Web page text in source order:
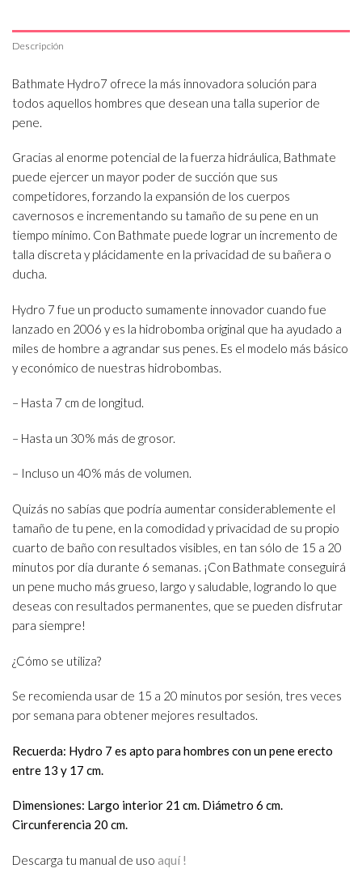
Descripción
Bathmate Hydro7 ofrece la más innovadora solución para
todos aquellos hombres que desean una talla superior de
pene.
Gracias al enorme potencial de la fuerza hidráulica, Bathmate
puede ejercer un mayor poder de succión que sus
competidores, forzando la expansión de los cuerpos
cavernosos e incrementando su tamaño de su pene en un
tiempo mínimo. Con Bathmate puede lograr un incremento de
talla discreta y plácidamente en la privacidad de su bañera o
ducha.
Hydro 7 fue un producto sumamente innovador cuando fue
lanzado en 2006 y es la hidrobomba original que ha ayudado a
miles de hombre a agrandar sus penes. Es el modelo más básico
y económico de nuestras hidrobombas.
– Hasta 7 cm de longitud.
– Hasta un 30% más de grosor.
– Incluso un 40% más de volumen.
Quizás no sabías que podría aumentar considerablemente el
tamaño de tu pene, en la comodidad y privacidad de su propio
cuarto de baño con resultados visibles, en tan sólo de 15 a 20
minutos por día durante 6 semanas. ¡Con Bathmate conseguirá
un pene mucho más grueso, largo y saludable, logrando lo que
deseas con resultados permanentes, que se pueden disfrutar
para siempre!
¿Cómo se utiliza?
Se recomienda usar de 15 a 20 minutos por sesión, tres veces
por semana para obtener mejores resultados.
Recuerda: Hydro 7 es apto para hombres con un pene erecto
entre 13 y 17 cm.
Dimensiones: Largo interior 21 cm. Diámetro 6 cm.
Circunferencia 20 cm.
Descarga tu manual de uso aquí!